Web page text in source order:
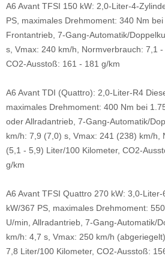
A6 Avant TFSI 150 kW: 2,0-Liter-4-
PS, maximales Drehmoment: 340 Nm
Frontantrieb, 7-Gang-Automatik/
s, Vmax: 240 km/h, Normverbrauch: 7,1
CO2-Ausstoß: 161 - 181 g/km
A6 Avant TDI (Quattro): 2,0-Liter-R4
maximales Drehmoment: 400 Nm bei
oder Allradantrieb, 7-Gang-Automatik/
km/h: 7,9 (7,0) s, Vmax: 241 (238) km/h,
(5,1 - 5,9) Liter/100 Kilometer, CO2-
g/km
A6 Avant TFSI Quattro 270 kW: 3,0-
kW/367 PS, maximales Drehmoment:
U/min, Allradantrieb, 7-Gang-Automatik/
km/h: 4,7 s, Vmax: 250 km/h
7,8 Liter/100 Kilometer, CO2-Ausstoß: